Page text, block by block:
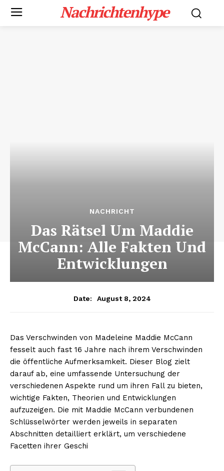
Nachrichtenhype
NACHRICHT
Das Rätsel Um Maddie
McCann: Alle Fakten Und
Entwicklungen
Date: August 8, 2024
Das Verschwinden von Madeleine Maddie McCann
fesselt auch fast 16 Jahre nach ihrem Verschwinden
die öffentliche Aufmerksamkeit. Dieser Blog zielt
darauf ab, eine umfassende Untersuchung der
verschiedenen Aspekte rund um ihren Fall zu bieten,
wichtige Fakten, Theorien und Entwicklungen
aufzuzeigen. Die mit Maddie McCann verbundenen
Schlüsselwörter werden jeweils in separaten
Abschnitten detailliert erklärt, um verschiedene
Facetten ihrer Geschi